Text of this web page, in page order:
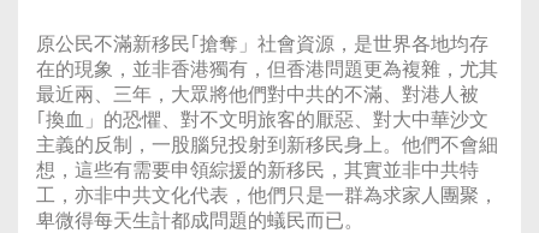
原公民不滿新移民｢搶奪」社會資源，是世界各地均存
在的現象，並非香港獨有，但香港問題更為複雜，尤其
最近兩、三年，大眾將他們對中共的不滿、對港人被
｢換血」的恐懼、對不文明旅客的厭惡、對大中華沙文
主義的反制，一股腦兒投射到新移民身上。他們不會細
想，這些有需要申領綜援的新移民，其實並非中共特
工，亦非中共文化代表，他們只是一群為求家人團聚，
卑微得每天生計都成問題的蟻民而已。